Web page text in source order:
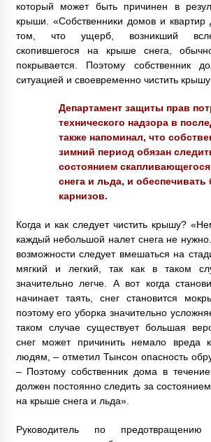
который может быть причинен в
крыши. «Собственники домов и
том, что ущерб, возникший
скопившегося на крыше снега,
покрывается. Поэтому собственник
ситуацией и своевременно чистить
Департамент защиты прав
технического надзора в
также напоминал, что
зимний период обязан
состоянием
снега и льда, и обеспечивать
карнизов.
Когда и как следует чистить крышу?
каждый небольшой налет снега не
возможности следует вмешаться на
мягкий и легкий, так как в таком
значительно легче. А вот когда
начинает таять, снег становится
поэтому его уборка значительно
таком случае существует большая
снег может причинить немало вреда
людям, – отметил Тынсон опасность
– Поэтому собственник дома в
должен постоянно следить за
на крыше снега и льда».
Руководитель по